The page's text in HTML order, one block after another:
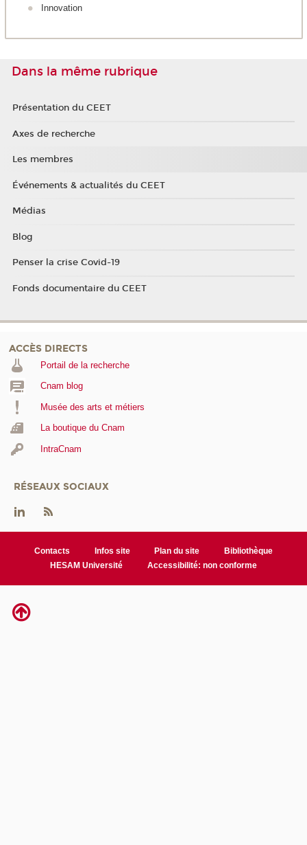
Innovation
Dans la même rubrique
Présentation du CEET
Axes de recherche
Les membres
Événements & actualités du CEET
Médias
Blog
Penser la crise Covid-19
Fonds documentaire du CEET
ACCÈS DIRECTS
Portail de la recherche
Cnam blog
Musée des arts et métiers
La boutique du Cnam
IntraCnam
RÉSEAUX SOCIAUX
Contacts Infos site Plan du site
Bibliothèque
HESAM Université
Accessibilité: non conforme